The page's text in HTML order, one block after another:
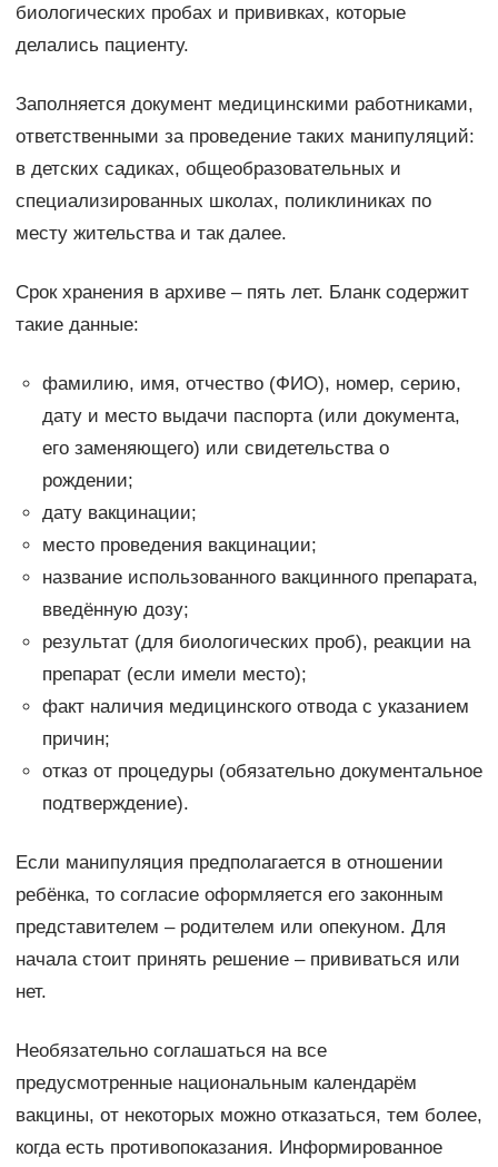
биологических пробах и прививках, которые
делались пациенту.
Заполняется документ медицинскими работниками,
ответственными за проведение таких манипуляций:
в детских садиках, общеобразовательных и
специализированных школах, поликлиниках по
месту жительства и так далее.
Срок хранения в архиве – пять лет. Бланк содержит
такие данные:
фамилию, имя, отчество (ФИО), номер, серию,
дату и место выдачи паспорта (или документа,
его заменяющего) или свидетельства о
рождении;
дату вакцинации;
место проведения вакцинации;
название использованного вакцинного препарата,
введённую дозу;
результат (для биологических проб), реакции на
препарат (если имели место);
факт наличия медицинского отвода с указанием
причин;
отказ от процедуры (обязательно документальное
подтверждение).
Если манипуляция предполагается в отношении
ребёнка, то согласие оформляется его законным
представителем – родителем или опекуном. Для
начала стоит принять решение – прививаться или
нет.
Необязательно соглашаться на все
предусмотренные национальным календарём
вакцины, от некоторых можно отказаться, тем более,
когда есть противопоказания. Информированное